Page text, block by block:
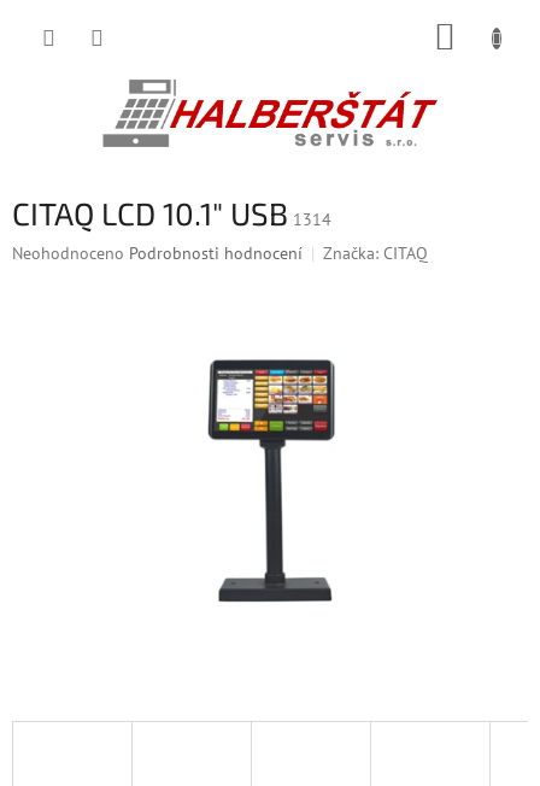
CITAQ LCD 10.1" USB 1314
Průměrné
Neohodnoceno Podrobnosti hodnocení Značka: CITAQ